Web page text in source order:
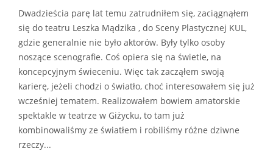
Dwadzieścia parę lat temu zatrudniłem się, zaciągnąłem
się do teatru Leszka Mądzika , do Sceny Plastycznej KUL,
gdzie generalnie nie było aktorów. Były tylko osoby
noszące scenografie. Coś opiera się na świetle, na
koncepcyjnym świeceniu. Więc tak zacząłem swoją
karierę, jeżeli chodzi o światło, choć interesowałem się już
wcześniej tematem. Realizowałem bowiem amatorskie
spektakle w teatrze w Giżycku, to tam już
kombinowaliśmy ze światłem i robiliśmy różne dziwne
rzeczy...